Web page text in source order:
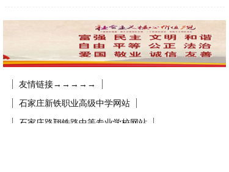
友情链接→→→→→
石家庄新铁职业高级中学网站
石家庄路翔铁路中等专业学校网站